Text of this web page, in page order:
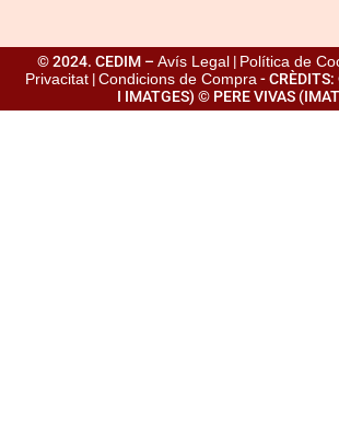
© 2024. CEDIM – Avís Legal| Política de
Privacitat|Condicions de Compra -
I IMATGES) © PERE VIVAS